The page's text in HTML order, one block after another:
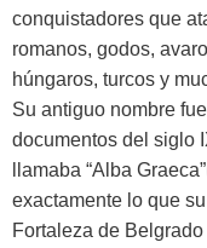
conquistadores que
romanos, godos,
húngaros, turcos y
Su antiguo nombre
documentos del siglo
llamaba “Alba
exactamente lo que
Fortaleza de